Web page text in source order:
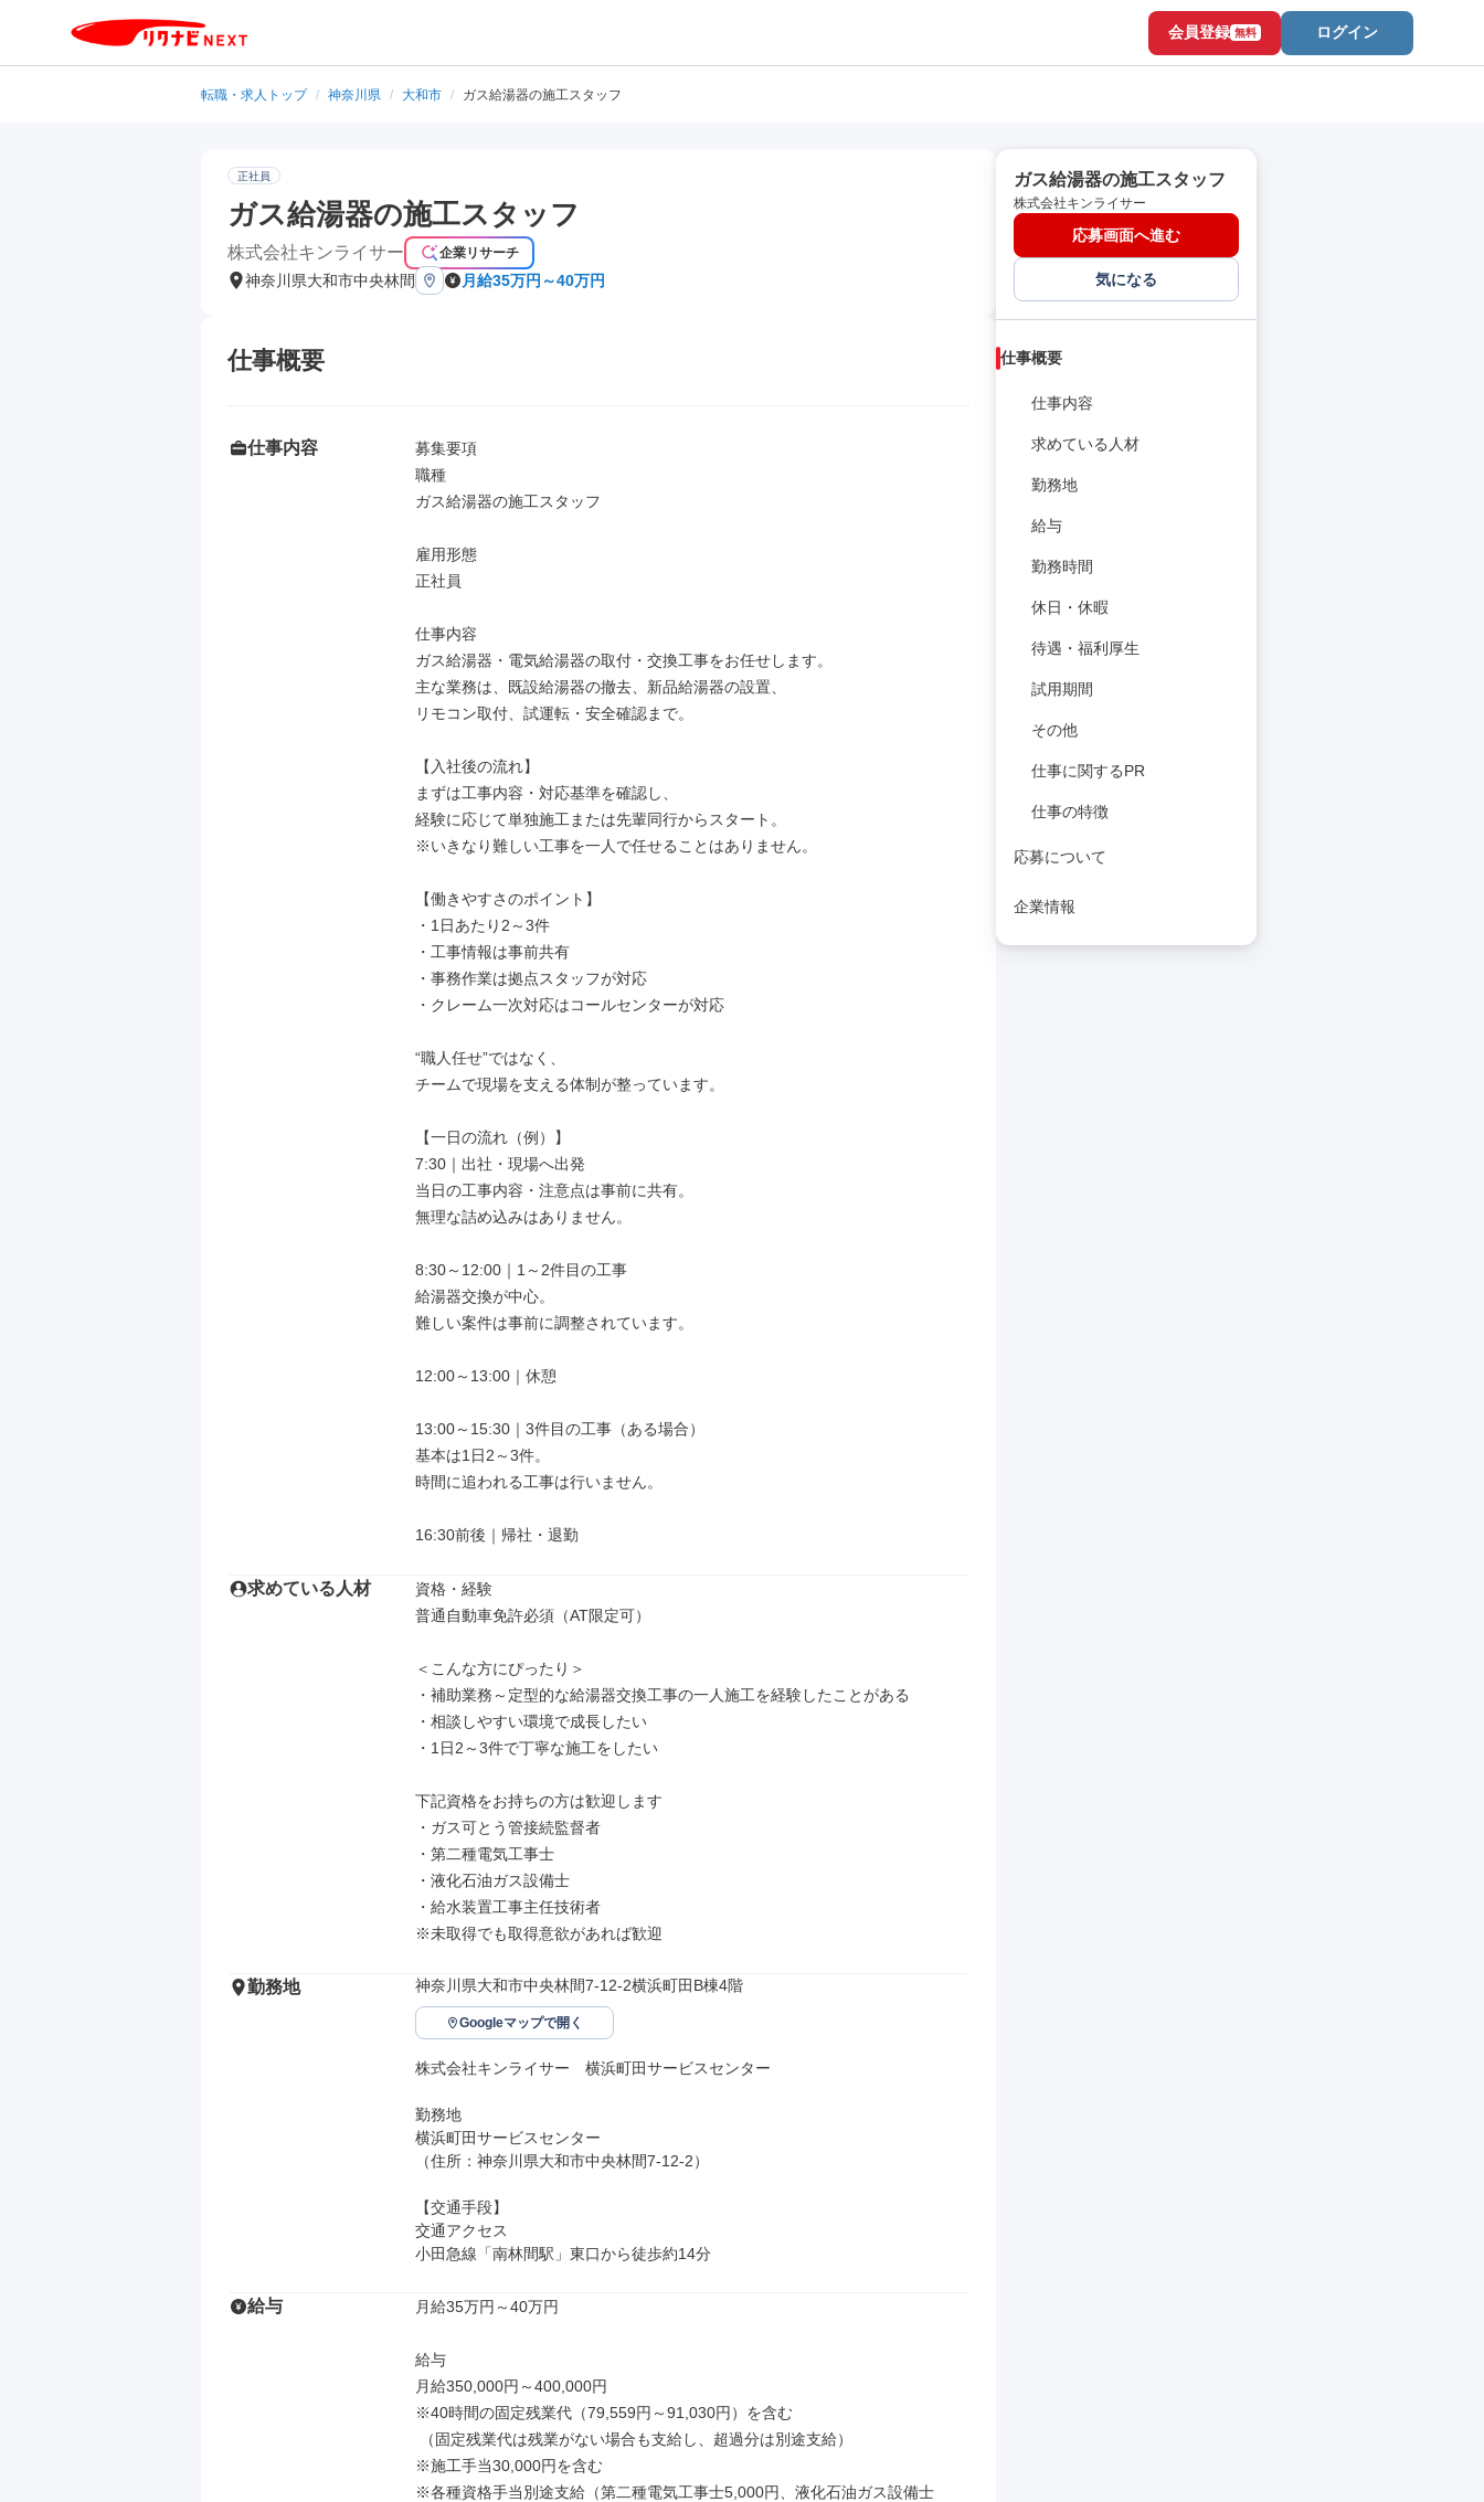
会員登録 無料 ログイン
転職・求人トップ / 神奈川県 / 大和市 / ガス給湯器の施工スタッフ
正社員
ガス給湯器の施工スタッフ
株式会社キンライサー 企業リサーチ
神奈川県大和市中央林間 月給35万円～40万円
仕事概要
仕事内容
募集要項
職種
ガス給湯器の施工スタッフ
雇用形態
正社員
仕事内容
ガス給湯器・電気給湯器の取付・交換工事をお任せします。
主な業務は、既設給湯器の撤去、新品給湯器の設置、
リモコン取付、試運転・安全確認まで。
【入社後の流れ】
まずは工事内容・対応基準を確認し、
経験に応じて単独施工または先輩同行からスタート。
※いきなり難しい工事を一人で任せることはありません。
【働きやすさのポイント】
・1日あたり2～3件
・工事情報は事前共有
・事務作業は拠点スタッフが対応
・クレーム一次対応はコールセンターが対応
“職人任せ”ではなく、
チームで現場を支える体制が整っています。
【一日の流れ（例）】
7:30｜出社・現場へ出発
当日の工事内容・注意点は事前に共有。
無理な詰め込みはありません。
8:30～12:00｜1～2件目の工事
給湯器交換が中心。
難しい案件は事前に調整されています。
12:00～13:00｜休憩
13:00～15:30｜3件目の工事（ある場合）
基本は1日2～3件。
時間に追われる工事は行いません。
16:30前後｜帰社・退勤
求めている人材
資格・経験
普通自動車免許必須（AT限定可）
＜こんな方にぴったり＞
・補助業務～定型的な給湯器交換工事の一人施工を経験したことがある
・相談しやすい環境で成長したい
・1日2～3件で丁寧な施工をしたい
下記資格をお持ちの方は歓迎します
・ガス可とう管接続監督者
・第二種電気工事士
・液化石油ガス設備士
・給水装置工事主任技術者
※未取得でも取得意欲があれば歓迎
勤務地 神奈川県大和市中央林間7-12-2横浜町田B棟4階
Googleマップで開く
株式会社キンライサー　横浜町田サービスセンター
勤務地
横浜町田サービスセンター
（住所：神奈川県大和市中央林間7-12-2）
【交通手段】
交通アクセス
小田急線「南林間駅」東口から徒歩約14分
給与 月給35万円～40万円
給与
月給350,000円～400,000円
※40時間の固定残業代（79,559円～91,030円）を含む
※施工手当30,000円を含む
※各種資格手当別途支給（第二種電気工事士5,000円、液化石油ガス設備士
ガス給湯器の施工スタッフ
株式会社キンライサー
応募画面へ進む
気になる
仕事概要
仕事内容
求めている人材
勤務地
給与
勤務時間
休日・休暇
待遇・福利厚生
試用期間
その他
仕事に関するPR
仕事の特徴
応募について
企業情報